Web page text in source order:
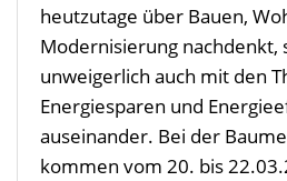
heutzutage über Bauen,
Modernisierung nachdenkt,
unweigerlich auch mit den
Energiesparen und
auseinander. Bei der
kommen vom 20. bis